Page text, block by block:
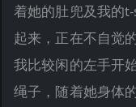
着她的肚兜及我的
起来，正在不自觉
我比较闲的左手开
绳子，随着她身体